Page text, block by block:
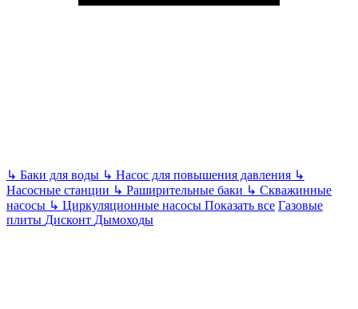
↳ Баки для воды ↳ Насос для повышения давления ↳
Насосные станции ↳ Раширительные баки ↳ Скважинные
насосы ↳ Циркуляционные насосы Показать все Газовые
плиты Дисконт Дымоходы